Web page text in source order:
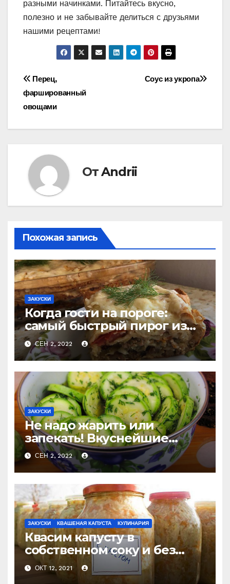
разными начинками. Питайтесь вкусно,
полезно и не забывайте делиться с друзьями
нашими рецептами!
Навигация
по
записям
Соус из укропа
Перец,
фаршированный
овощами
ОтAndrii
Похожая запись
ЗАКУСКИ
Когда гости на пороге:
самый быстрый пирог из
лаваша с тремя начинками
СЕН 2, 2022
ЗАКУСКИ
Не надо жарить или
запекать! Вкуснейшие
маринованные кабачки за
считанные минуты
СЕН 2, 2022
ЗАКУСКИ КВАШЕНАЯ КАПУСТА КУЛИНАРИЯ
Квасим капусту в
собственном соку и без
добавления рассола!
Простой способ.
ОКТ 12, 2021